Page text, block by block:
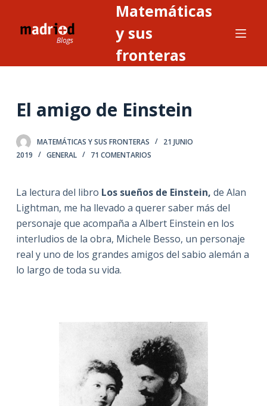
o
e
n
d
o
Matemáticas
y sus
fronteras
El amigo de Einstein
MATEMÁTICAS Y SUS FRONTERAS
21 JUNIO
2019
GENERAL 71 COMENTARIOS
La lectura del libro Los sueños de Einstein, de Alan
Lightman, me ha llevado a querer saber más del
personaje que acompaña a Albert Einstein en los
interludios de la obra, Michele Besso, un personaje
real y uno de los grandes amigos del sabio alemán a
lo largo de toda su vida.